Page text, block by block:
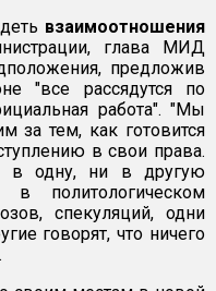
взаимоотношения
глава МИД
предложив
"все рассядутся по
работа". "Мы
за тем, как готовится
в свои права.
в одну, ни в другую
политологическом
спекуляций, одни
говорят, что ничего